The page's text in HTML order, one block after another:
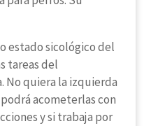
estado sicológico del
tareas del
No quiera la izquierda
acometerlas con
y si trabaja por